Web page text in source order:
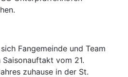
Fangemeinde und Team
vom 21.
zuhause in der St.